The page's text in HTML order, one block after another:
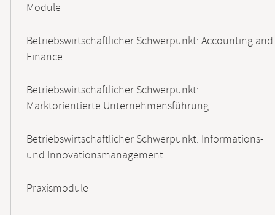
Module
Betriebswirtschaftlicher Schwerpunkt: Accounting and
Finance
Betriebswirtschaftlicher Schwerpunkt:
Marktorientierte Unternehmensführung
Betriebswirtschaftlicher Schwerpunkt: Informations-
und Innovationsmanagement
Praxismodule